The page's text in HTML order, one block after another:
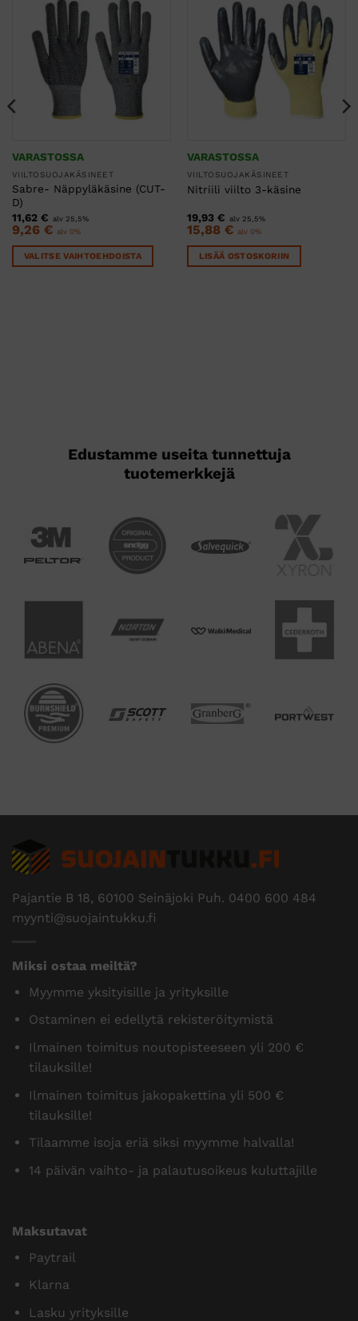
VARASTOSSA
VIILTOSUOJAKÄSINEET
Sabre- Näppyläkäsine (CUT-
D)
11,62 € alv 25,5%
9,26 € alv 0%
VALITSE VAIHTOEHDOISTA
VARASTOSSA
VIILTOSUOJAKÄSINEET
Nitriili viilto 3-käsine
19,93 € alv 25,5%
15,88 € alv 0%
LISÄÄ OSTOSKORIIN
Edustamme useita tunnettuja
tuotemerkkejä
Pajantie B 18, 60100 Seinäjoki Puh. 0400 600 484
myynti@suojaintukku.fi
Miksi ostaa meiltä?
Myymme yksityisille ja yrityksille
Ostaminen ei edellytä rekisteröitymistä
Ilmainen toimitus noutopisteeseen yli 200 €
tilauksille!
Ilmainen toimitus jakopakettina yli 500 €
tilauksille!
Tilaamme isoja eriä siksi myymme halvalla!
14 päivän vaihto- ja palautusoikeus kuluttajille
Maksutavat
Paytrail
Klarna
Lasku yrityksille